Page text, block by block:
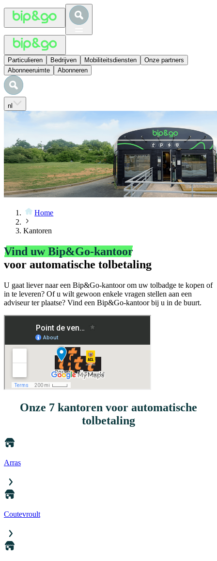
Particulieren Bedrijven Mobiliteitsdiensten
Onze partners
Abonneeruimte
Abonneren
nl
Home
Kantoren
Vind uw Bip&Go-kantoor
voor automatische tolbetaling
U gaat liever naar een Bip&Go-kantoor om uw tolbadge te kopen of
in te leveren? Of u wilt gewoon enkele vragen stellen aan een
adviseur ter plaatse? Vind een Bip&Go-kantoor bij u in de buurt.
Onze 7 kantoren voor automatische
tolbetaling
Arras
Coutevroult